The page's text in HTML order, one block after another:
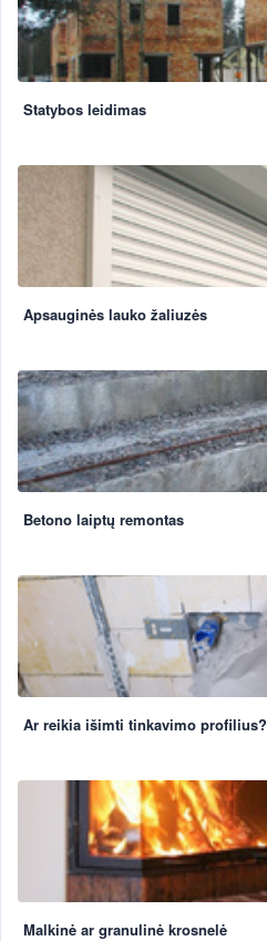
Statybos leidimas
Apsauginės lauko žaliuzės
Betono laiptų remontas
Ar reikia išimti tinkavimo profilius?
Malkinė ar granulinė krosnelė